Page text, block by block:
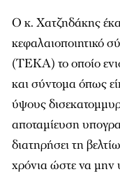
Ο κ. Χατζηδάκης
κεφαλαιοποιητικό
(ΤΕΚΑ) το οποίο
και σύντομα όπως
ύψους
αποταμίευση
διατηρήσει τη
χρόνια ώστε να μην